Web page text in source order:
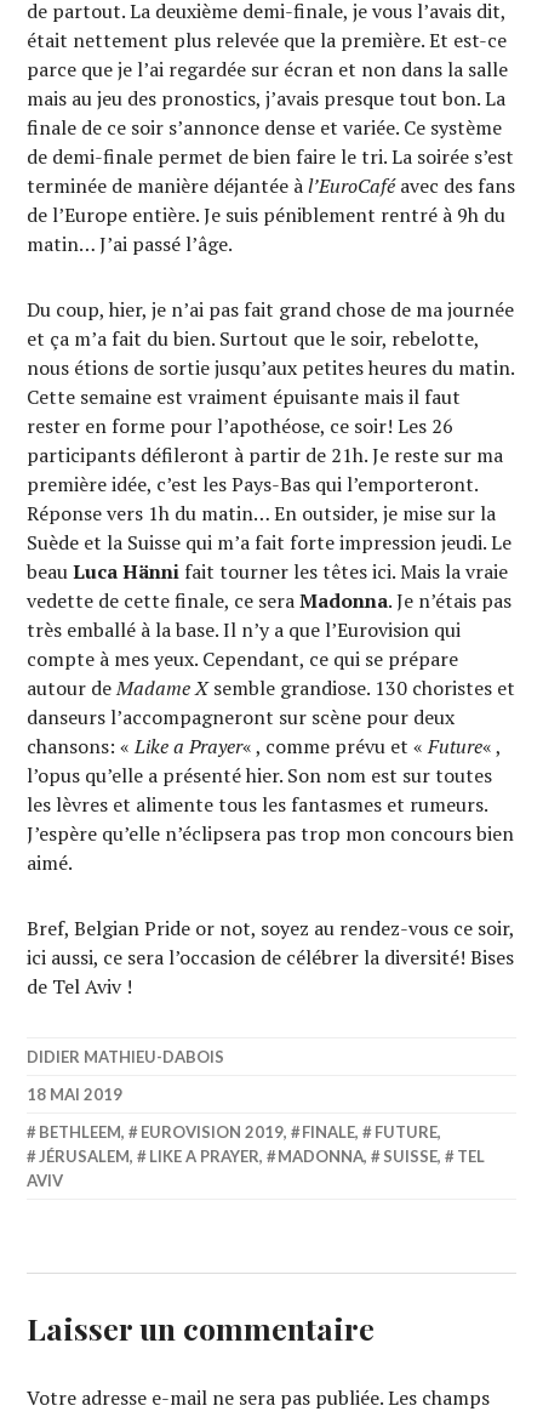
de partout. La deuxième demi-finale, je vous l’avais dit,
était nettement plus relevée que la première. Et est-ce
parce que je l’ai regardée sur écran et non dans la salle
mais au jeu des pronostics, j’avais presque tout bon. La
finale de ce soir s’annonce dense et variée. Ce système
de demi-finale permet de bien faire le tri. La soirée s’est
terminée de manière déjantée àl’EuroCaféavec des fans
de l’Europe entière. Je suis péniblement rentré à 9h du
matin… J’ai passé l’âge.
Du coup, hier, je n’ai pas fait grand chose de ma journée
et ça m’a fait du bien. Surtout que le soir, rebelotte,
nous étions de sortie jusqu’aux petites heures du matin.
Cette semaine est vraiment épuisante mais il faut
rester en forme pour l’apothéose, ce soir! Les 26
participants défileront à partir de 21h. Je reste sur ma
première idée, c’est les Pays-Bas qui l’emporteront.
Réponse vers 1h du matin… En outsider, je mise sur la
Suède et la Suisse qui m’a fait forte impression jeudi. Le
beauLuca Hänni fait tourner les têtes ici. Mais la vraie
vedette de cette finale, ce seraMadonna. Je n’étais pas
très emballé à la base. Il n’y a que l’Eurovision qui
compte à mes yeux. Cependant, ce qui se prépare
autour deMadame Xsemble grandiose. 130 choristes et
danseurs l’accompagneront sur scène pour deux
chansons: «Like a Prayer« , comme prévu et «Future« ,
l’opus qu’elle a présenté hier. Son nom est sur toutes
les lèvres et alimente tous les fantasmes et rumeurs.
J’espère qu’elle n’éclipsera pas trop mon concours bien
aimé.
Bref, Belgian Pride or not, soyez au rendez-vous ce soir,
ici aussi, ce sera l’occasion de célébrer la diversité! Bises
de Tel Aviv !
DIDIER MATHIEU-DABOIS
18 MAI 2019
BETHLEEM, EUROVISION 2019, FINALE, FUTURE,
JÉRUSALEM, LIKE A PRAYER, MADONNA, SUISSE,
TEL
AVIV
Laisser un commentaire
Votre adresse e-mail ne sera pas publiée. Les champs